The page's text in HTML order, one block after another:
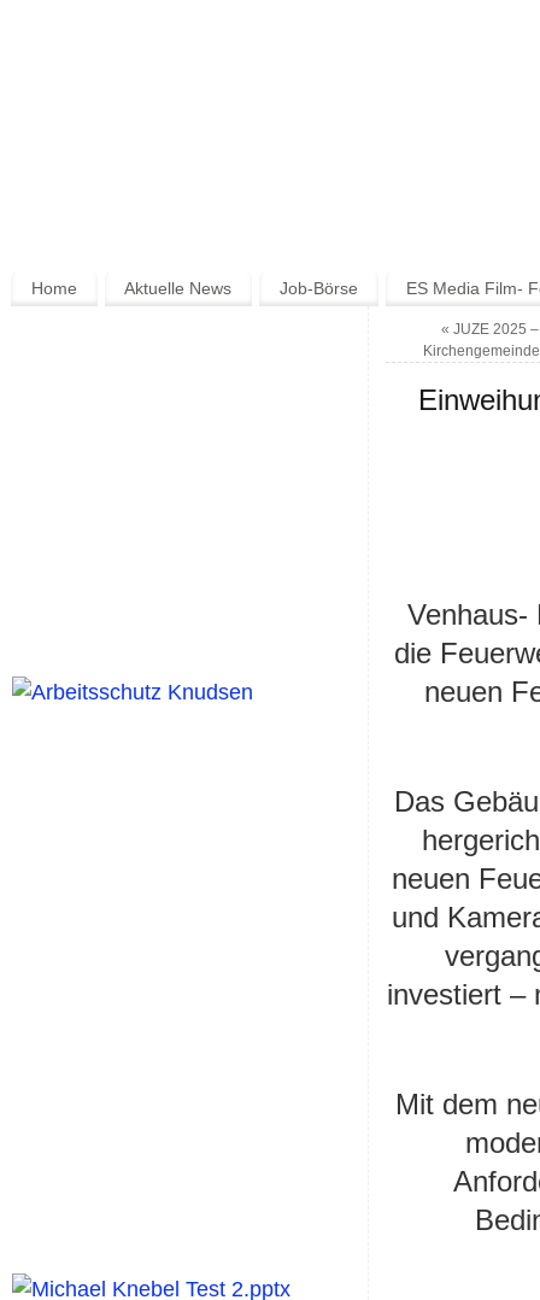
Home Aktuelle News Job-Börse ES Media Film-
« JUZE 2025
Venhaus-
die
neuen
Das
neuen
und
investiert –
Mit dem